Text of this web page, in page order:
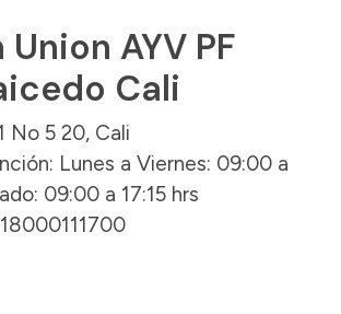
AYV PF
Cali
No 5 20, Cali
Lunes a Viernes: 09:00 a
09:00 a 17:15 hrs